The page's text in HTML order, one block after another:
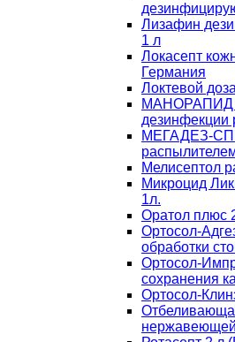
Лизафин
1 л
Локасепт
Германия
Локтевой
МАНОРАПИД
дезинфекции
МЕГАДЕЗ-
Мелисептол
Микроцид
1л.
Оратол плюс
Ортосол-
обработки
Ортосол-
сохранения
Ортосол-
нержавеющей